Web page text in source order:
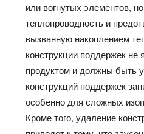
или вогнутых элементов,
теплопроводность и
вызванную накоплением
конструкции поддержек
продуктом и должны быть
конструкций поддержек
особенно для сложных
Кроме того, удаление